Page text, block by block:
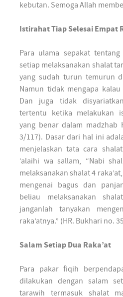
kebutan. Semoga Allah
Istirahat Tiap Selesai Empat
Para ulama sepakat
setiap melaksanakan shalat
yang sudah turun temurun
Namun tidak mengapa
Dan juga tidak
tertentu ketika melakukan
yang benar dalam madzhab
3/117). Dasar dari hal ini
menjelaskan tata cara
‘alaihi wa sallam, “Nabi
melaksanakan shalat 4
mengenai bagus dan
beliau melaksanakan
janganlah tanyakan
raka’atnya.” (HR. Bukhari no.
Salam Setiap Dua Raka’at
Para pakar fiqih
dilakukan dengan salam
tarawih termasuk shalat